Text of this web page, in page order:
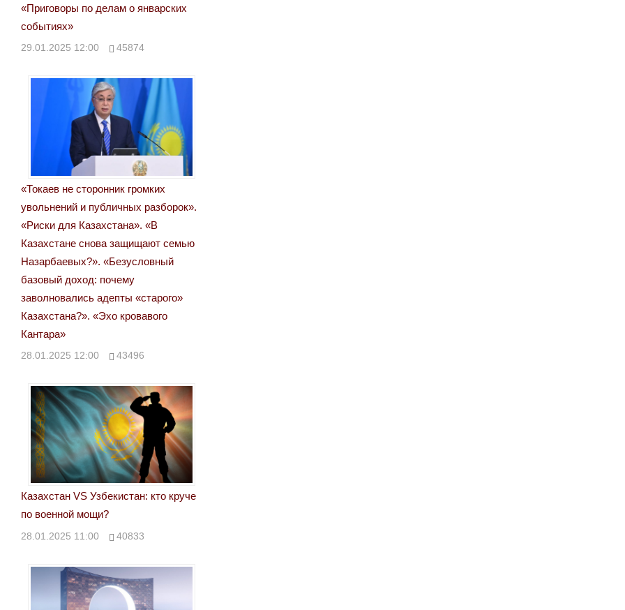
«Приговоры по делам о январских
событиях»
29.01.2025 12:00 45874
«Токаев не сторонник громких
увольнений и публичных разборок».
«Риски для Казахстана». «В
Казахстане снова защищают семью
Назарбаевых?». «Безусловный
базовый доход: почему
заволновались адепты «старого»
Казахстана?». «Эхо кровавого
Кантара»
28.01.2025 12:00 43496
Казахстан VS Узбекистан: кто круче
по военной мощи?
28.01.2025 11:00 40833